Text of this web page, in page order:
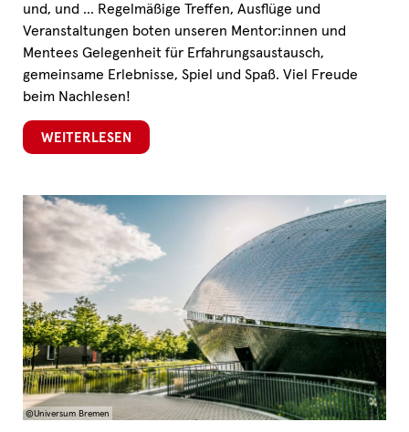
und, und … Regelmäßige Treffen, Ausflüge und
Veranstaltungen boten unseren Mentor:innen und
Mentees Gelegenheit für Erfahrungsaustausch,
gemeinsame Erlebnisse, Spiel und Spaß. Viel Freude
beim Nachlesen!
WEITERLESEN
©Universum Bremen